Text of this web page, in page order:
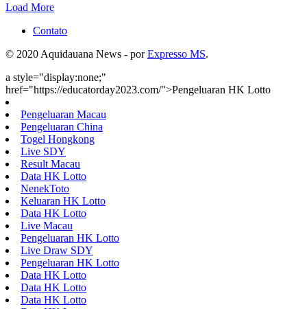
Load More
Contato
© 2020 Aquidauana News - porExpresso MS.
a style="display:none;"
href="https://educatorday2023.com/">Pengeluaran HK Lotto
Pengeluaran Macau
Pengeluaran China
Togel Hongkong
Live SDY
Result Macau
Data HK Lotto
NenekToto
Keluaran HK Lotto
Data HK Lotto
Live Macau
Pengeluaran HK Lotto
Live Draw SDY
Pengeluaran HK Lotto
Data HK Lotto
Data HK Lotto
Data HK Lotto